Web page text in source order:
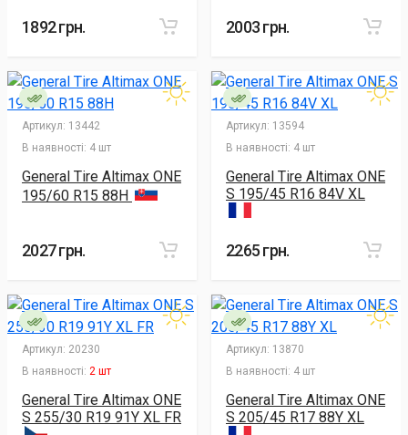
1892 грн. 2003 грн.
Артикул: 13442
В наявності: 4 шт
General Tire Altimax ONE
195/60 R15 88H
2027 грн.
Артикул: 13594
В наявності: 4 шт
General Tire Altimax ONE
S 195/45 R16 84V XL
2265 грн.
Артикул: 20230
В наявності: 2 шт
General Tire Altimax ONE
S 255/30 R19 91Y XL FR
Артикул: 13870
В наявності: 4 шт
General Tire Altimax ONE
S 205/45 R17 88Y XL